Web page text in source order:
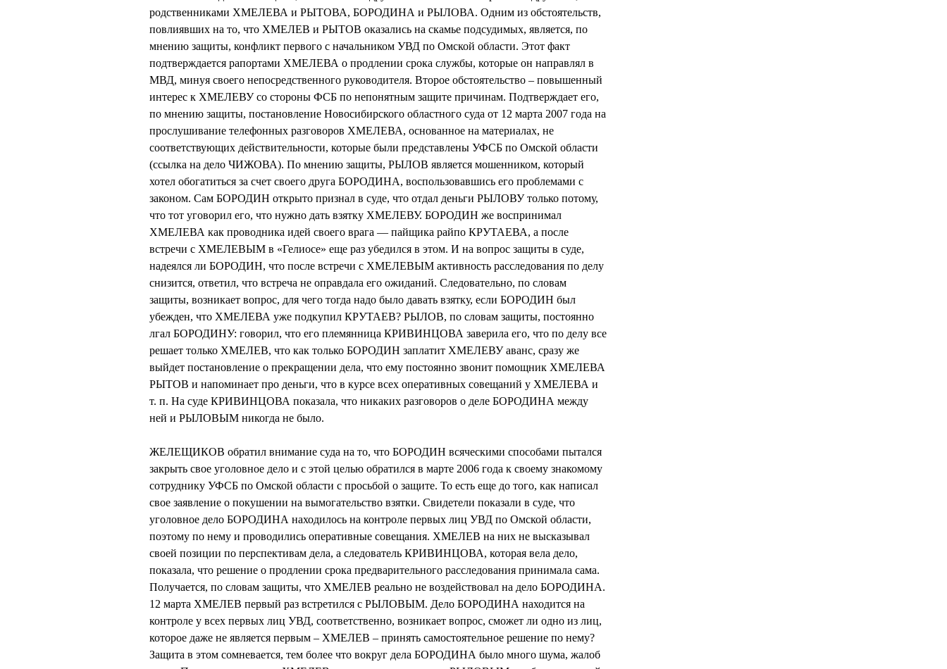
родственниками ХМЕЛЕВА и РЫТОВА, БОРОДИНА и РЫЛОВА. Одним из обстоятельств,
повлиявших на то, что ХМЕЛЕВ и РЫТОВ оказались на скамье подсудимых, является, по
мнению защиты, конфликт первого с начальником УВД по Омской области. Этот факт
подтверждается рапортами ХМЕЛЕВА о продлении срока службы, которые он направлял в
МВД, минуя своего непосредственного руководителя. Второе обстоятельство – повышенный
интерес к ХМЕЛЕВУ со стороны ФСБ по непонятным защите причинам. Подтверждает его,
по мнению защиты, постановление Новосибирского областного суда от 12 марта 2007 года на
прослушивание телефонных разговоров ХМЕЛЕВА, основанное на материалах, не
соответствующих действительности, которые были представлены УФСБ по Омской области
(ссылка на дело ЧИЖОВА). По мнению защиты, РЫЛОВ является мошенником, который
хотел обогатиться за счет своего друга БОРОДИНА, воспользовавшись его проблемами с
законом. Сам БОРОДИН открыто признал в суде, что отдал деньги РЫЛОВУ только потому,
что тот уговорил его, что нужно дать взятку ХМЕЛЕВУ. БОРОДИН же воспринимал
ХМЕЛЕВА как проводника идей своего врага — пайщика райпо КРУТАЕВА, а после
встречи с ХМЕЛЕВЫМ в «Гелиосе» еще раз убедился в этом. И на вопрос защиты в суде,
надеялся ли БОРОДИН, что после встречи с ХМЕЛЕВЫМ активность расследования по делу
снизится, ответил, что встреча не оправдала его ожиданий. Следовательно, по словам
защиты, возникает вопрос, для чего тогда надо было давать взятку, если БОРОДИН был
убежден, что ХМЕЛЕВА уже подкупил КРУТАЕВ? РЫЛОВ, по словам защиты, постоянно
лгал БОРОДИНУ: говорил, что его племянница КРИВИНЦОВА заверила его, что по делу все
решает только ХМЕЛЕВ, что как только БОРОДИН заплатит ХМЕЛЕВУ аванс, сразу же
выйдет постановление о прекращении дела, что ему постоянно звонит помощник ХМЕЛЕВА
РЫТОВ и напоминает про деньги, что в курсе всех оперативных совещаний у ХМЕЛЕВА и
т. п. На суде КРИВИНЦОВА показала, что никаких разговоров о деле БОРОДИНА между
ней и РЫЛОВЫМ никогда не было.
ЖЕЛЕЩИКОВ обратил внимание суда на то, что БОРОДИН всяческими способами пытался
закрыть свое уголовное дело и с этой целью обратился в марте 2006 года к своему знакомому
сотруднику УФСБ по Омской области с просьбой о защите. То есть еще до того, как написал
свое заявление о покушении на вымогательство взятки. Свидетели показали в суде, что
уголовное дело БОРОДИНА находилось на контроле первых лиц УВД по Омской области,
поэтому по нему и проводились оперативные совещания. ХМЕЛЕВ на них не высказывал
своей позиции по перспективам дела, а следователь КРИВИНЦОВА, которая вела дело,
показала, что решение о продлении срока предварительного расследования принимала сама.
Получается, по словам защиты, что ХМЕЛЕВ реально не воздействовал на дело БОРОДИНА.
12 марта ХМЕЛЕВ первый раз встретился с РЫЛОВЫМ. Дело БОРОДИНА находится на
контроле у всех первых лиц УВД, соответственно, возникает вопрос, сможет ли одно из лиц,
которое даже не является первым – ХМЕЛЕВ – принять самостоятельное решение по нему?
Защита в этом сомневается, тем более что вокруг дела БОРОДИНА было много шума, жалоб